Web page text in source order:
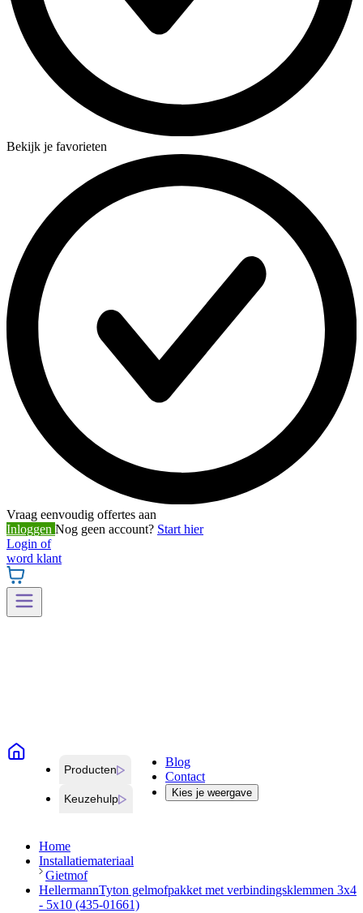
Bekijk je favorieten
Vraag eenvoudig offertes aan
Inloggen Nog geen account? Start hier
Login of
word klant
Producten
Keuzehulp
Blog
Contact
Kies je weergave
Home
Installatiemateriaal
Gietmof
HellermannTyton gelmofpakket met verbindingsklemmen 3x4
- 5x10 (435-01661)